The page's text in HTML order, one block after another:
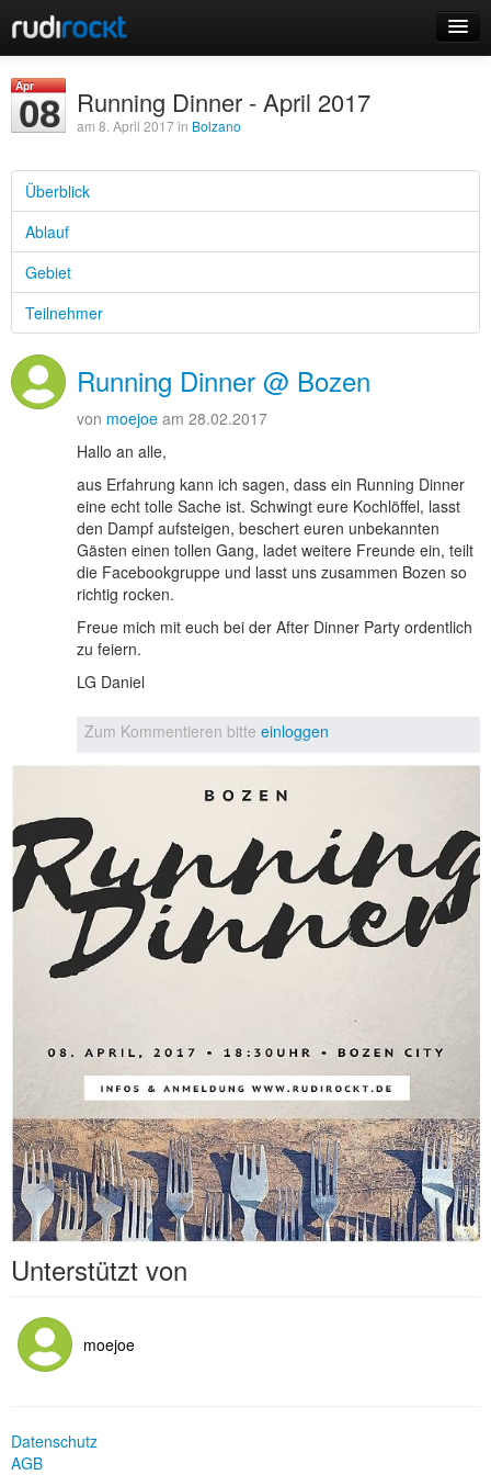
Events
Login
Registrieren
Apr
08 Running Dinner - April 2017
am 8. April 2017 in Bolzano
Überblick
Ablauf
Gebiet
Teilnehmer
Running Dinner @ Bozen
von moejoe am 28.02.2017
Hallo an alle,
aus Erfahrung kann ich sagen, dass ein Running Dinner
eine echt tolle Sache ist. Schwingt eure Kochlöffel, lasst
den Dampf aufsteigen, beschert euren unbekannten
Gästen einen tollen Gang, ladet weitere Freunde ein, teilt
die Facebookgruppe und lasst uns zusammen Bozen so
richtig rocken.
Freue mich mit euch bei der After Dinner Party ordentlich
zu feiern.
LG Daniel
Zum Kommentieren bitte einloggen
Unterstützt von
moejoe
Datenschutz
AGB